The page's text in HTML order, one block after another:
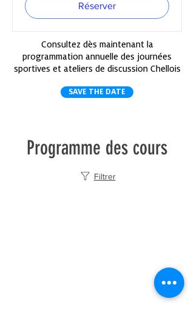
Réserver
Consultez dès maintenant la
programmation annuelle des journées
sportives et ateliers de discussion Chellois
SAVE THE DATE
Programme des cours
Filtrer